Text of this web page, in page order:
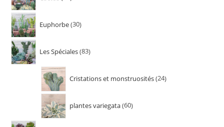
Euphorbe 30
Les Spéciales 83
Cristations et monstruosités 24
plantes variegata 60